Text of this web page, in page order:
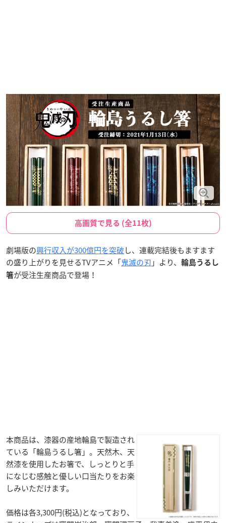
高画質で見る (全11枚)
劇場版の興行収入が300億円を突破し、連載完結後もますます
の盛り上がりを見せるTVアニメ「鬼滅の刃 」より、
輪島うるし
箸が受注生産商品で登場！
本商品は、漆器の産地輪島で製造され
ている「輪島うるし箸」。天然木、天
然漆を使用したお箸で、しっとりと手
になじむ感触と優しい口当たりをお楽
しみいただけます。
価格は各3,300円(税込)となっており、